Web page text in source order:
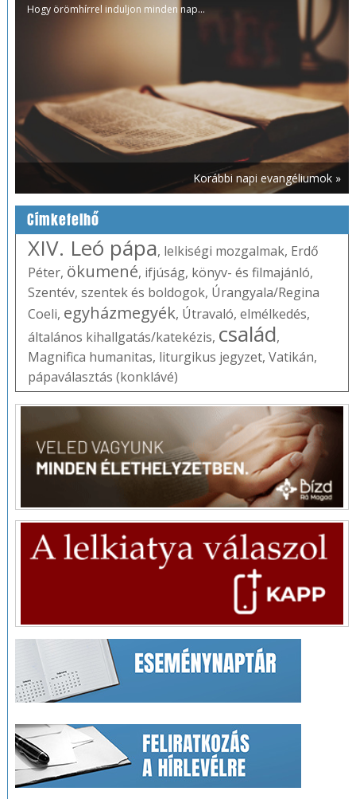
Hogy örömhírrel induljon minden nap...
Korábbi napi evangéliumok »
Címkefelhő
XIV. Leó pápa, lelkiségi mozgalmak, Erdő
Péter, ökumené, ifjúság, könyv- és filmajánló,
Szentév, szentek és boldogok, Úrangyala/Regina
Coeli, egyházmegyék, Útravaló, elmélkedés,
általános kihallgatás/katekézis, család,
Magnifica humanitas, liturgikus jegyzet, Vatikán,
pápaválasztás (konklávé)